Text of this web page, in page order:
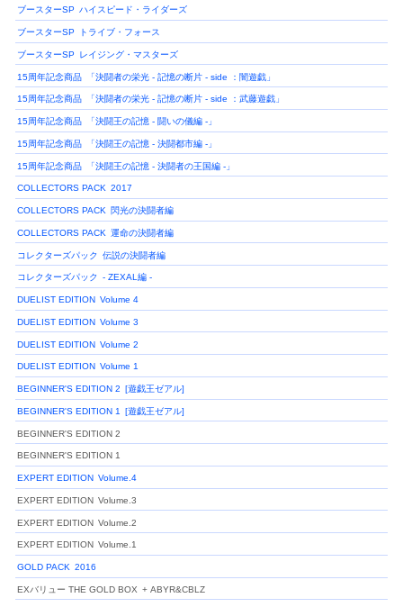
ブースターSP ハイスピード・ライダーズ
ブースターSP トライブ・フォース
ブースターSP レイジング・マスターズ
15周年記念商品 「決闘者の栄光 - 記憶の断片 - side ：闇遊戯」
15周年記念商品 「決闘者の栄光 - 記憶の断片 - side ：武藤遊戯」
15周年記念商品 「決闘王の記憶 - 闘いの儀編 -」
15周年記念商品 「決闘王の記憶 - 決闘都市編 -」
15周年記念商品 「決闘王の記憶 - 決闘者の王国編 -」
COLLECTORS PACK 2017
COLLECTORS PACK 閃光の決闘者編
COLLECTORS PACK 運命の決闘者編
コレクターズパック 伝説の決闘者編
コレクターズパック - ZEXAL編 -
DUELIST EDITION Volume 4
DUELIST EDITION Volume 3
DUELIST EDITION Volume 2
DUELIST EDITION Volume 1
BEGINNER'S EDITION 2 [遊戯王ゼアル]
BEGINNER'S EDITION 1 [遊戯王ゼアル]
BEGINNER'S EDITION 2
BEGINNER'S EDITION 1
EXPERT EDITION Volume.4
EXPERT EDITION Volume.3
EXPERT EDITION Volume.2
EXPERT EDITION Volume.1
GOLD PACK 2016
EXバリュー THE GOLD BOX + ABYR&CBLZ